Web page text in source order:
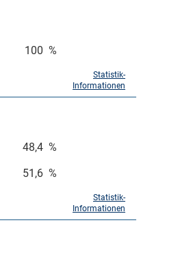
100 %
Statistik-
Informationen
48,4 %
51,6 %
Statistik-
Informationen